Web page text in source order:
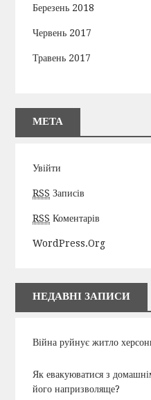
Березень 2018
Червень 2017
Травень 2017
МЕТА
Увійти
RSS Записів
RSS Коментарів
WordPress.org
НЕДАВНІ ЗАПИСИ
Війна руйнує житло
Як евакуюватися з
його напризволяще?